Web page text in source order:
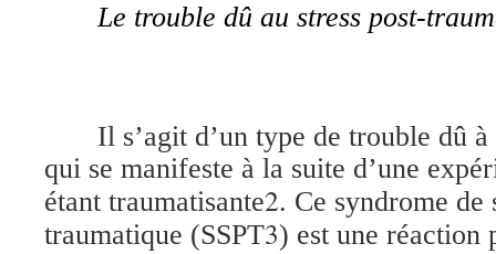
Le trouble dû au stress post-
Il s’agit d’un type de trouble dû
qui se manifeste à la suite d’une
étant traumatisante2. Ce syndrome de
traumatique (SSPT3) est une réaction